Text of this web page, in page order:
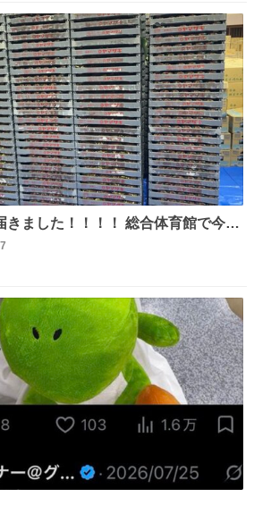
きました！！！！ 総合体育館で今配
取りに行けそうな方は行ってみて